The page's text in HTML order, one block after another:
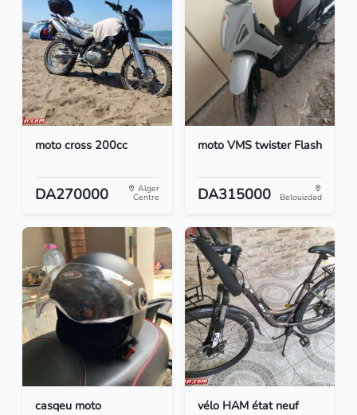
moto cross 200cc
DA270000 Alger
Centre
moto VMS twister Flash
DA315000 Belouizdad
casqeu moto vélo HAM état neuf